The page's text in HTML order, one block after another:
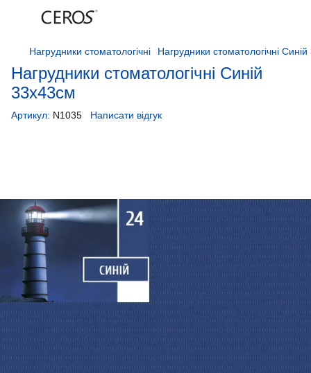
Нагрудники стоматологічні Нагрудники стоматологічні
Нагрудники стоматологічні Синій
33х43см
Артикул: N1035 Написати відгук